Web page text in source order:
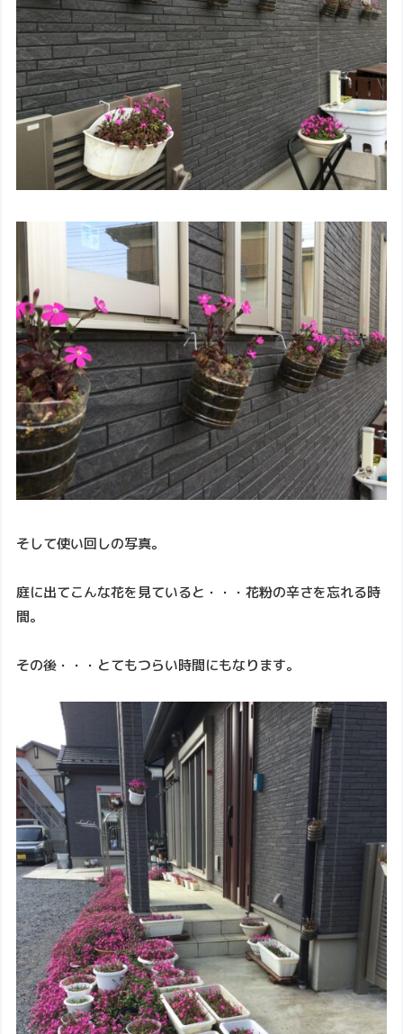
そして使い回しの写真。
庭に出てこんな花を見ていると・・・花粉の辛さを忘れる時
間。
その後・・・とてもつらい時間にもなります。